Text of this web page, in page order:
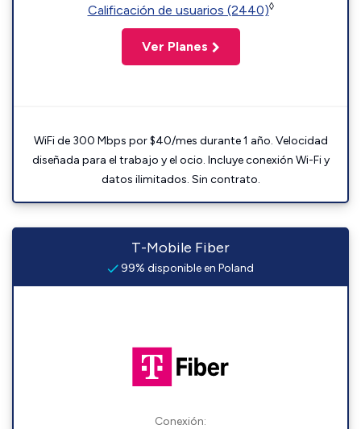
Calificación de usuarios (2440)◊
Ver Planes
WiFi de 300 Mbps por $40/mes durante 1 año. Velocidad
diseñada para el trabajo y el ocio. Incluye conexión Wi-Fi y
datos ilimitados. Sin contrato.
T-Mobile Fiber
99% disponible en Poland
Conexión: